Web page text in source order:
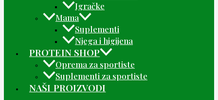
Igračke
Mama
Suplementi
Njega i higijena
PROTEIN SHOP
Oprema za sportiste
Suplementi za sportiste
NAŠI PROIZVODI